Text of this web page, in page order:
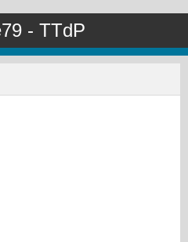
- TTdP